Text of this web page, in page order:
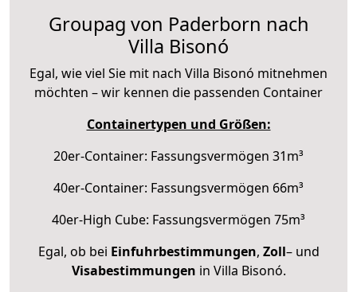
Groupag von Paderborn nach
Villa Bisonó
Egal, wie viel Sie mit nach Villa Bisonó mitnehmen
möchten – wir kennen die passenden Container
Containertypen und Größen:
20er-Container: Fassungsvermögen 31m³
40er-Container: Fassungsvermögen 66m³
40er-High Cube: Fassungsvermögen 75m³
Egal, ob bei Einfuhrbestimmungen, Zoll– und
Visabestimmungen in Villa Bisonó.